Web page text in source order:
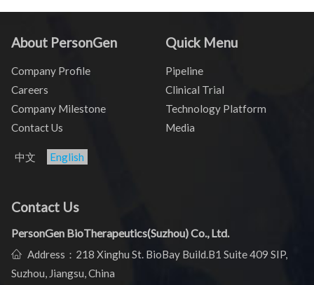
About PersonGen
Company Profile
Careers
Company Milestone
Contact Us
Quick Menu
Pipeline
Clinical Trial
Technology Platform
Media
中文 English
Contact Us
PersonGen BioTherapeutics(Suzhou) Co., Ltd.
Address：218 Xinghu St. BioBay Build.B1 Suite 409 SIP,
Suzhou, Jiangsu, China